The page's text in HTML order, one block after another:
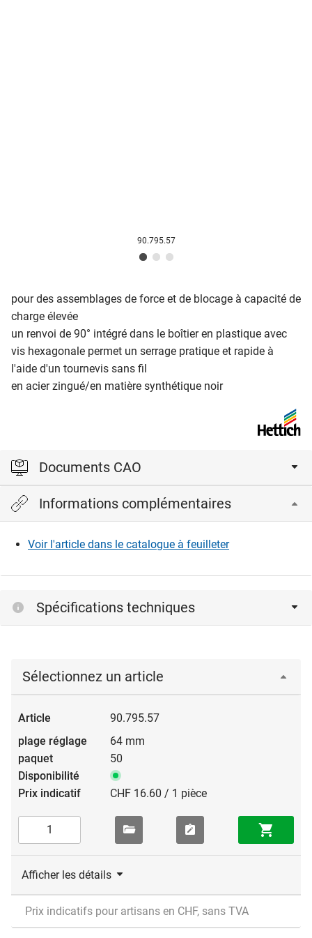
90.795.57
pour des assemblages de force et de blocage à capacité de
charge élevée
un renvoi de 90° intégré dans le boîtier en plastique avec
vis hexagonale permet un serrage pratique et rapide à
l'aide d'un tournevis sans fil
en acier zingué/en matière synthétique noir
Documents CAO
Veuillez vous connecter pour afficher et télécharger les
fichiers CAD.
Connexion
Informations complémentaires
Voir l'article dans le catalogue à feuilleter
Spécifications techniques
Sélectionnez un article
90.795.57
64 mm
50
CHF 16.60 / 1 pièce
Afficher les détails
Prix indicatifs pour artisans en CHF, sans TVA